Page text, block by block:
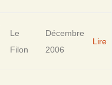
Le
Filon
Décembre
2006
Lire